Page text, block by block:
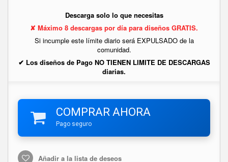
Descarga solo lo que necesitas
✘ Máximo 8 descargas por día para diseños GRATIS.
Si incumple este límite diario será EXPULSADO de la
comunidad.
✔ Los diseños de Pago NO TIENEN LIMITE DE DESCARGAS
diarias.
COMPRAR AHORA
Pago seguro
Añadir a la lista de deseos